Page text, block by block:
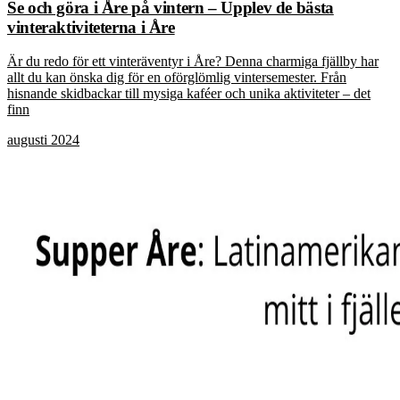
Se och göra i Åre på vintern – Upplev de bästa
vinteraktiviteterna i Åre
Är du redo för ett vinteräventyr i Åre? Denna charmiga fjällby har
allt du kan önska dig för en oförglömlig vintersemester. Från
hisnande skidbackar till mysiga kaféer och unika aktiviteter – det
finn
augusti 2024